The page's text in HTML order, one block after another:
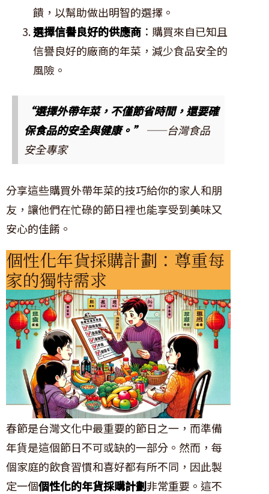
饋，以幫助做出明智的選擇。
選擇信譽良好的供應商 ：購買來自已知且
信譽良好的廠商的年菜，減少食品安全的
風險。
“選擇外帶年菜，不僅節省時間，還要確
保食品的安全與健康。” ——台灣食品
安全專家
分享這些購買外帶年菜的技巧給你的家人和朋
友，讓他們在忙碌的節日裡也能享受到美味又
安心的佳餚。
個性化年貨採購計劃：尊重每
家的獨特需求
春節是台灣文化中最重要的節日之一，而準備
年貨是這個節日不可或缺的一部分。然而，每
個家庭的飲食習慣和喜好都有所不同，因此製
定一個個性化的年貨採購計劃非常重要。這不